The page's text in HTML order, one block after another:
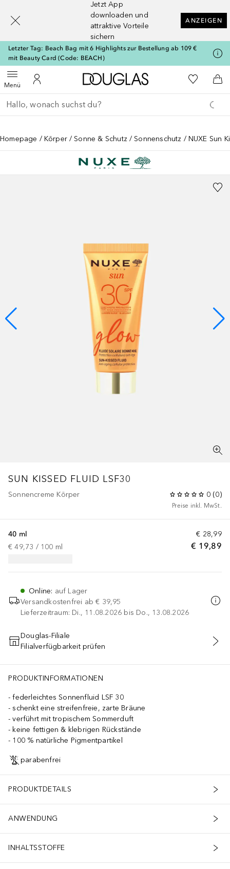
Jetzt App
downloaden und
attraktive Vorteile
sichern
ANZEIGEN
Letzter Tag: Beach Bag mit 6 Highlights zur Bestellung ab 109 €
mit Beauty Card (Code: BEACH)
MenüMenü öffnenZu Meinem Kundenkonto
Zur Douglas Startseite
Zu Meiner
Gehe zurück
Suche ausführen
Homepage Körper Sonne & Schutz Sonnenschutz NUXE Sun
SUN KISSED FLUID LSF30
Sonnencreme Körper 0 (0)
Preise inkl. MwSt.
€ 28,99
€ 19,89
40 ml
€ 49,73 / 100 ml
Online: auf Lager
Versandkostenfrei ab € 39,95
Lieferzeitraum: Di., 11.08.2026 bis Do., 13.08.2026
IN DEN WARENKORB
Douglas-Filiale
Filialverfügbarkeit prüfen
PRODUKTINFORMATIONEN
federleichtes Sonnenfluid LSF 30
schenkt eine streifenfreie, zarte Bräune
verführt mit tropischem Sommerduft
keine fettigen & klebrigen Rückstände
100 % natürliche Pigmentpartikel
parabenfrei
PRODUKTDETAILS
ANWENDUNG
INHALTSSTOFFE
[navigation.slideout.screenreader]